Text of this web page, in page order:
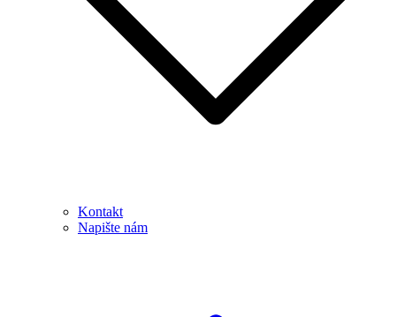
Kontakt
Napište nám